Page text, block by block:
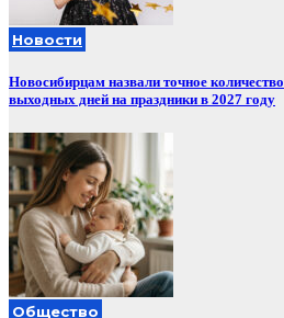
Новости
Новосибирцам назвали точное количество
выходных дней на праздники в 2027 году
Общество